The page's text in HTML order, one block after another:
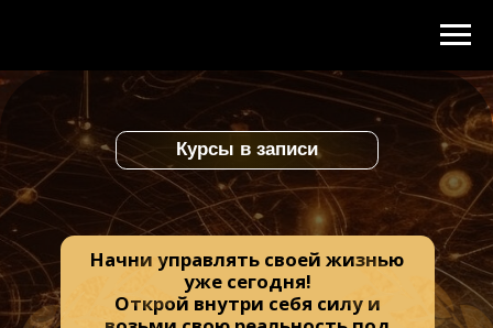
Начни управлять своей жизнью
уже сегодня!
Открой внутри себя силу и
возьми свою реальность под